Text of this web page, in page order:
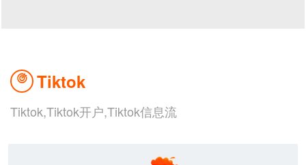
 Tiktok
Tiktok,Tiktok开户,Tiktok信息流